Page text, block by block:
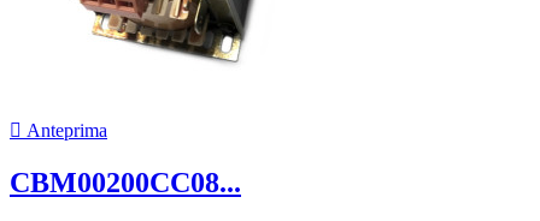
 Anteprima
CBM00200CC08...